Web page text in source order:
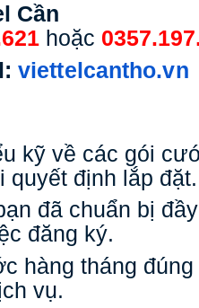
Cần
hoặc
viettelcantho.vn
kỹ về các gói
quyết định lắp đặt.
đã chuẩn bị
đăng ký.
hàng tháng
vụ.